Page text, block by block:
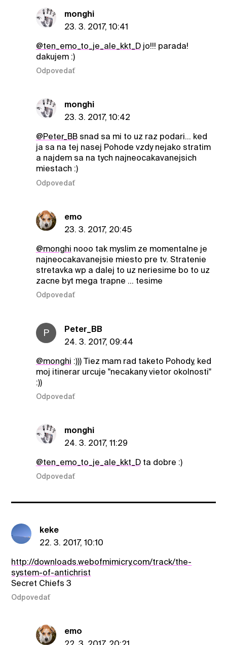
monghi
23. 3. 2017, 10:41
@ten_emo_to_je_ale_kkt_Djo!!! parada!
dakujem :)
Odpovedať
monghi
23. 3. 2017, 10:42
@Peter_BBsnad sa mi to uz raz podari... ked
ja sa na tej nasej Pohode vzdy nejako stratim
a najdem sa na tych najneocakavanejsich
miestach :)
Odpovedať
emo
23. 3. 2017, 20:45
@monghi nooo tak myslim ze momentalne je
najneocakavanejsie miesto pre tv. Stratenie
stretavka wp a dalej to uz neriesime bo to uz
zacne byt mega trapne ... tesime
Odpovedať
P
Peter_BB
24. 3. 2017, 09:44
@monghi :))) Tiez mam rad taketo Pohody, ked
moj itinerar urcuje "necakany vietor okolnosti"
:))
Odpovedať
monghi
24. 3. 2017, 11:29
@ten_emo_to_je_ale_kkt_Dta dobre :)
Odpovedať
keke
22. 3. 2017, 10:10
http://downloads.webofmimicry.com/track/the-
system-of-antichrist
Secret Chiefs 3
Odpovedať
emo